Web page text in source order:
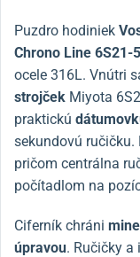
Puzdro hodiniek
Chrono Line 6S21-
ocele 316L. Vnútri
strojček Miyota
praktickú
sekundovú
pričom centrálna
počítadlom na
Ciferník chráni
úpravou. Ručičky